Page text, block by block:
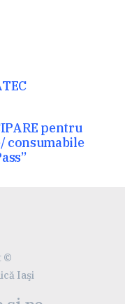
pentru
consumabile
©
Iaşi